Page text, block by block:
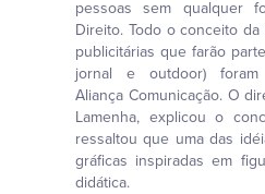
pessoas sem qualquer
Direito. Todo o conceito
publicitárias que farão
jornal e outdoor) foram
Aliança Comunicação. O
Lamenha, explicou o
ressaltou que uma das
gráficas inspiradas em
didática.